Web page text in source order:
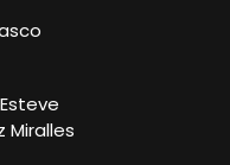
Miralles